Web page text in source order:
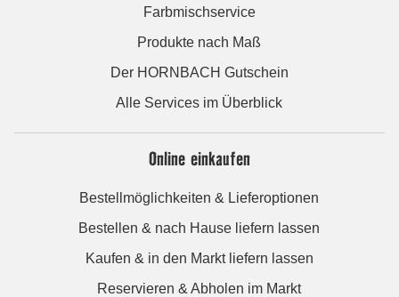
Farbmischservice
Produkte nach Maß
Der HORNBACH Gutschein
Alle Services im Überblick
Online einkaufen
Bestellmöglichkeiten & Lieferoptionen
Bestellen & nach Hause liefern lassen
Kaufen & in den Markt liefern lassen
Reservieren & Abholen im Markt